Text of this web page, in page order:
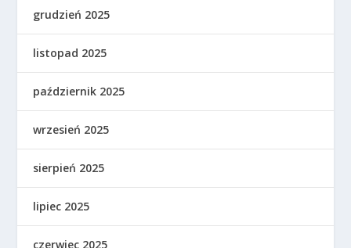
grudzień 2025
listopad 2025
październik 2025
wrzesień 2025
sierpień 2025
lipiec 2025
czerwiec 2025